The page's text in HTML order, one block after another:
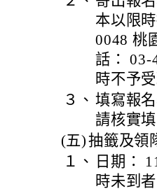
本以限
0048 桃
話： 03-
時不予受
３、 填寫報
請核實
(五)抽籤及領
１、
日期：
時未到